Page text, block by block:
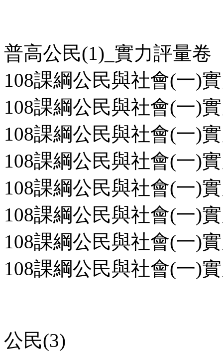
普高公民(1)_實力評量卷
108課綱公民與社會(一)
108課綱公民與社會(一)
108課綱公民與社會(一)
108課綱公民與社會(一)
108課綱公民與社會(一)
108課綱公民與社會(一)
108課綱公民與社會(一)
108課綱公民與社會(一)
公民(3)